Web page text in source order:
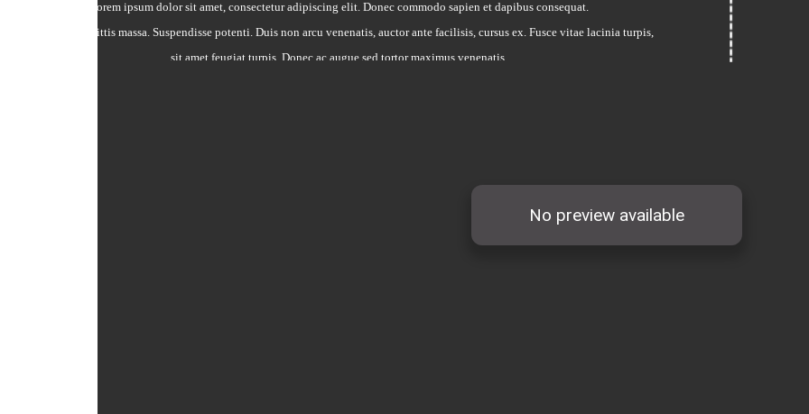
Lorem ipsum dolor sit amet, consectetur adipiscing elit. Donec commodo sapien et dapibus consequat.
Phasellus a sagittis massa. Suspendisse potenti. Duis non arcu venenatis, auctor ante facilisis, cursus ex. Fusce vitae lacinia turpis,
sit amet feugiat turpis. Donec ac augue sed tortor maximus venenatis.